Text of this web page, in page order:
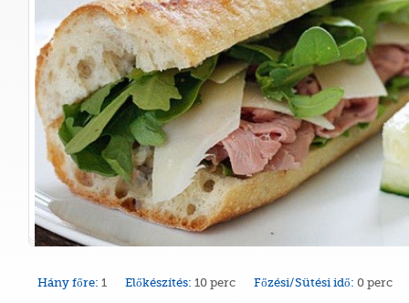
Hány főre: 1 Előkészítés: 10 perc Főzési/Sütési idő: 0 perc